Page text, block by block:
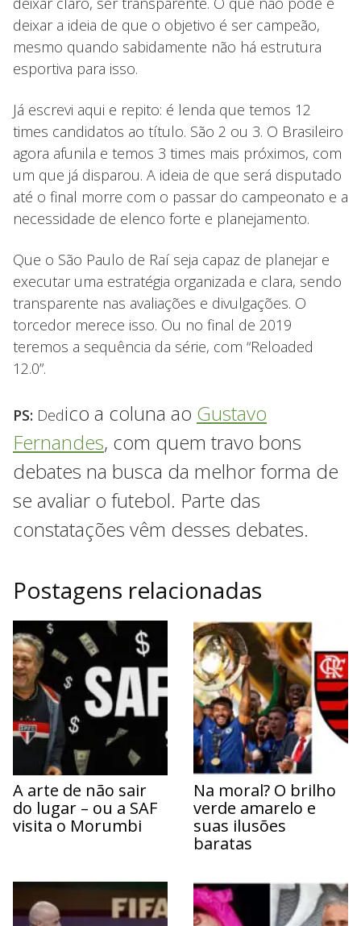
deixar a ideia de que o objetivo é ser campeão,
mesmo quando sabidamente não há estrutura
esportiva para isso.
Já escrevi aqui e repito: é lenda que temos 12
times candidatos ao título. São 2 ou 3. O Brasileiro
agora afunila e temos 3 times mais próximos, com
um que já disparou. A ideia de que será disputado
até o final morre com o passar do campeonato e a
necessidade de elenco forte e planejamento.
Que o São Paulo de Raí seja capaz de planejar e
executar uma estratégia organizada e clara, sendo
transparente nas avaliações e divulgações. O
torcedor merece isso. Ou no final de 2019
teremos a sequência da série, com “Reloaded
12.0”.
PS: Dedico a coluna ao Gustavo
Fernandes, com quem travo bons
debates na busca da melhor forma de
se avaliar o futebol. Parte das
constatações vêm desses debates.
Postagens relacionadas
A arte de não sair
do lugar – ou a SAF
visita o Morumbi
Na moral? O brilho
verde amarelo e
suas ilusões
baratas